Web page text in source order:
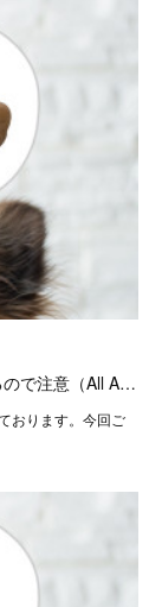
ので注意（All A…
おります。今回ご